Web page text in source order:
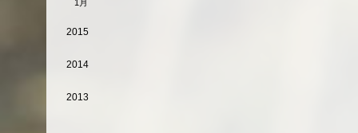
1月
2015
2014
2013